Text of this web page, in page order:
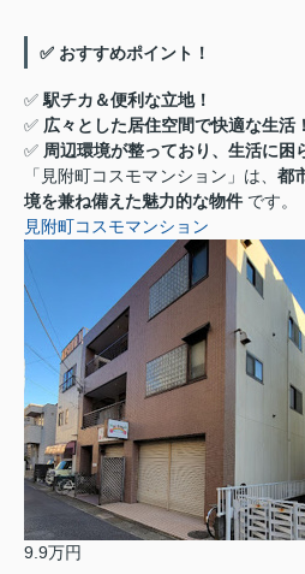
✅ おすすめポイント！
✅ 駅チカ＆便利な立地！
✅ 広々とした居住空間で快適な生活！
✅ 周辺環境が整っており、生活に困
「見附町コスモマンション」は、都
境を兼ね備えた魅力的な物件 です。
見附町コスモマンション
9.9万円